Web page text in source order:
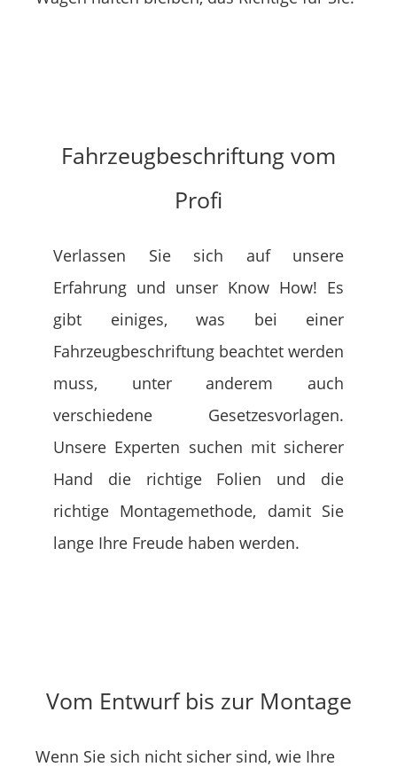
Fahrzeugbeschriftung vom
Profi
Verlassen Sie sich auf unsere
Erfahrung und unser Know How! Es
gibt einiges, was bei einer
Fahrzeugbeschriftung beachtet werden
muss, unter anderem auch
verschiedene Gesetzesvorlagen.
Unsere Experten suchen mit sicherer
Hand die richtige Folien und die
richtige Montagemethode, damit Sie
lange Ihre Freude haben werden.
Vom Entwurf bis zur Montage
Wenn Sie sich nicht sicher sind, wie Ihre